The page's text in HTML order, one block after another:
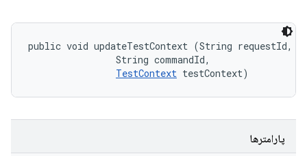
public void updateTestContext (String requestId,
                String commandId,
TestContext testContext)
پارامترها